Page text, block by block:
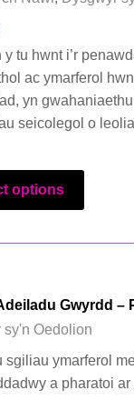
tu hwnt i’r
ac ymarferol
yn
seicolegol o
options
Gwyrdd –
sy'n Oedolion
sgiliau ymarferol
a pharatoi